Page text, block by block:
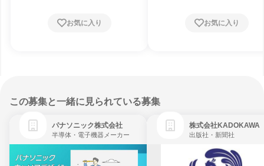
お気に入り お気に入り
この募集と一緒に見られている募集
パナソニック株式会社
半導体・電子機器メーカー
株式会社KADOKAWA
出版社・新聞社